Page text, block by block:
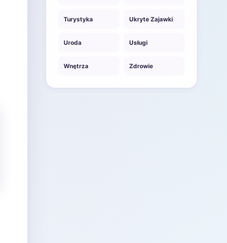
Turystyka Ukryte Zajawki
Uroda Usługi
Wnętrza Zdrowie